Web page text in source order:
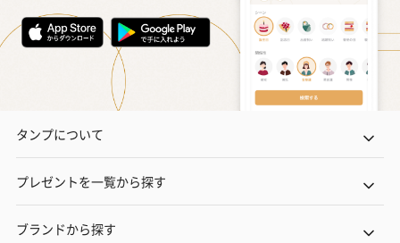
タンプについて
プレゼントを一覧から探す
ブランドから探す